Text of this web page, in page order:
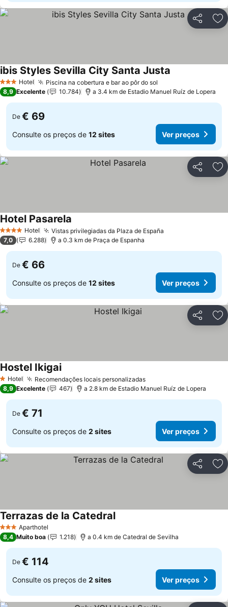
Partilhar
3 EstrelasHotel Piscina na cobertura e bar ao pôr do sol
ibis Styles Sevilla City Santa Justa
8,9 Excelente 10.784 a 3.4 km de Estadio Manuel Ruíz de Lopera
De € 69
Consulte os preços de 12 sites Ver preços
Partilhar
4 EstrelasHotel Vistas privilegiadas da Plaza de España
Hotel Pasarela
7,0 6.288 a 0.3 km de Praça de Espanha
De € 66
Consulte os preços de 12 sites Ver preços
Partilhar
1 Estrelas
Hotel Recomendações locais personalizadas
Hostel Ikigai
8,9 Excelente 467 a 2.8 km de Estadio Manuel Ruíz de Lopera
De € 71
Consulte os preços de 2 sites Ver preços
Partilhar
3 EstrelasAparthotel
Terrazas de la Catedral
8,4 Muito boa 1.218 a 0.4 km de Catedral de Sevilha
De € 114
Consulte os preços de 2 sites Ver preços